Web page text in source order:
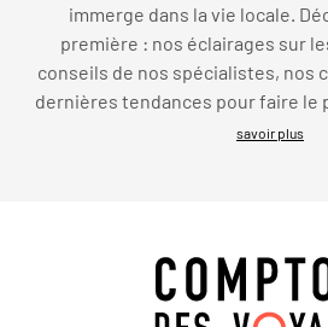
immerge dans la vie locale.
première : nos éclairages sur
conseils de nos spécialistes, nos
dernières tendances pour faire le
savoir plus